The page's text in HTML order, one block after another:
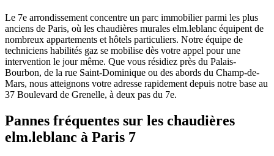
Le 7e arrondissement concentre un parc immobilier parmi les plus
anciens de Paris, où les chaudières murales elm.leblanc équipent de
nombreux appartements et hôtels particuliers. Notre équipe de
techniciens habilités gaz se mobilise dès votre appel pour une
intervention le jour même. Que vous résidiez près du Palais-
Bourbon, de la rue Saint-Dominique ou des abords du Champ-de-
Mars, nous atteignons votre adresse rapidement depuis notre base au
37 Boulevard de Grenelle, à deux pas du 7e.
Pannes fréquentes sur les chaudières
elm.leblanc à Paris 7